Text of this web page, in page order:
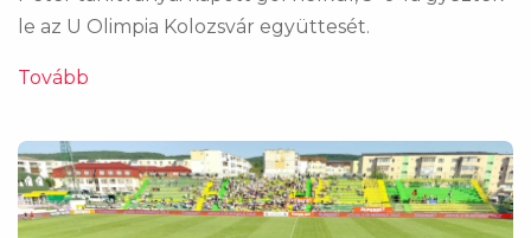
le az U Olimpia Kolozsvár együttesét.
Tovább